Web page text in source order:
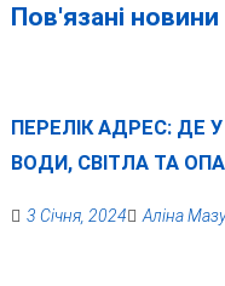
Пов'язані новини
ПЕРЕЛІК АДРЕС: ДЕ У
ВОДИ, СВІТЛА ТА
3 Січня, 2024 Аліна